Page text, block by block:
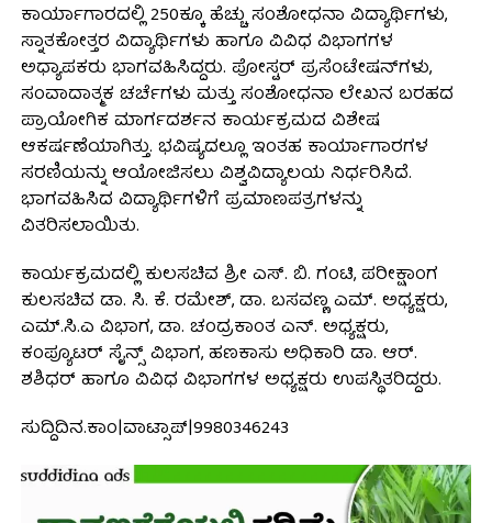
ಕಾರ್ಯಾಗಾರದಲ್ಲಿ 250ಕ್ಕೂ ಹೆಚ್ಚು ಸಂಶೋಧನಾ ವಿದ್ಯಾರ್ಥಿಗಳು,
ಸ್ನಾತಕೋತ್ತರ ವಿದ್ಯಾರ್ಥಿಗಳು ಹಾಗೂ ವಿವಿಧ ವಿಭಾಗಗಳ
ಅಧ್ಯಾಪಕರು ಭಾಗವಹಿಸಿದ್ದರು. ಪೋಸ್ಟರ್ ಪ್ರಸೆಂಟೇಷನ್‌ಗಳು,
ಸಂವಾದಾತ್ಮಕ ಚರ್ಚೆಗಳು ಮತ್ತು ಸಂಶೋಧನಾ ಲೇಖನ ಬರಹದ
ಪ್ರಾಯೋಗಿಕ ಮಾರ್ಗದರ್ಶನ ಕಾರ್ಯಕ್ರಮದ ವಿಶೇಷ
ಆಕರ್ಷಣೆಯಾಗಿತ್ತು. ಭವಿಷ್ಯದಲ್ಲೂ ಇಂತಹ ಕಾರ್ಯಾಗಾರಗಳ
ಸರಣಿಯನ್ನು ಆಯೋಜಿಸಲು ವಿಶ್ವವಿದ್ಯಾಲಯ ನಿರ್ಧರಿಸಿದೆ.
ಭಾಗವಹಿಸಿದ ವಿದ್ಯಾರ್ಥಿಗಳಿಗೆ ಪ್ರಮಾಣಪತ್ರಗಳನ್ನು
ವಿತರಿಸಲಾಯಿತು.
ಕಾರ್ಯಕ್ರಮದಲ್ಲಿ ಕುಲಸಚಿವ ಶ್ರೀ ಎಸ್. ಬಿ. ಗಂಟಿ, ಪರೀಕ್ಷಾಂಗ
ಕುಲಸಚಿವ ಡಾ. ಸಿ. ಕೆ. ರಮೇಶ್, ಡಾ. ಬಸವಣ್ಣ ಎಮ್. ಅಧ್ಯಕ್ಷರು,
ಎಮ್.ಸಿ.ಎ ವಿಭಾಗ, ಡಾ. ಚಂದ್ರಕಾಂತ ಎನ್. ಅಧ್ಯಕ್ಷರು,
ಕಂಪ್ಯೂಟರ್ ಸೈನ್ಸ್ ವಿಭಾಗ, ಹಣಕಾಸು ಅಧಿಕಾರಿ ಡಾ. ಆರ್.
ಶಶಿಧರ್ ಹಾಗೂ ವಿವಿಧ ವಿಭಾಗಗಳ ಅಧ್ಯಕ್ಷರು ಉಪಸ್ಥಿತರಿದ್ದರು.
ಸುದ್ದಿದಿನ.ಕಾಂ|ವಾಟ್ಸಾಪ್|9980346243